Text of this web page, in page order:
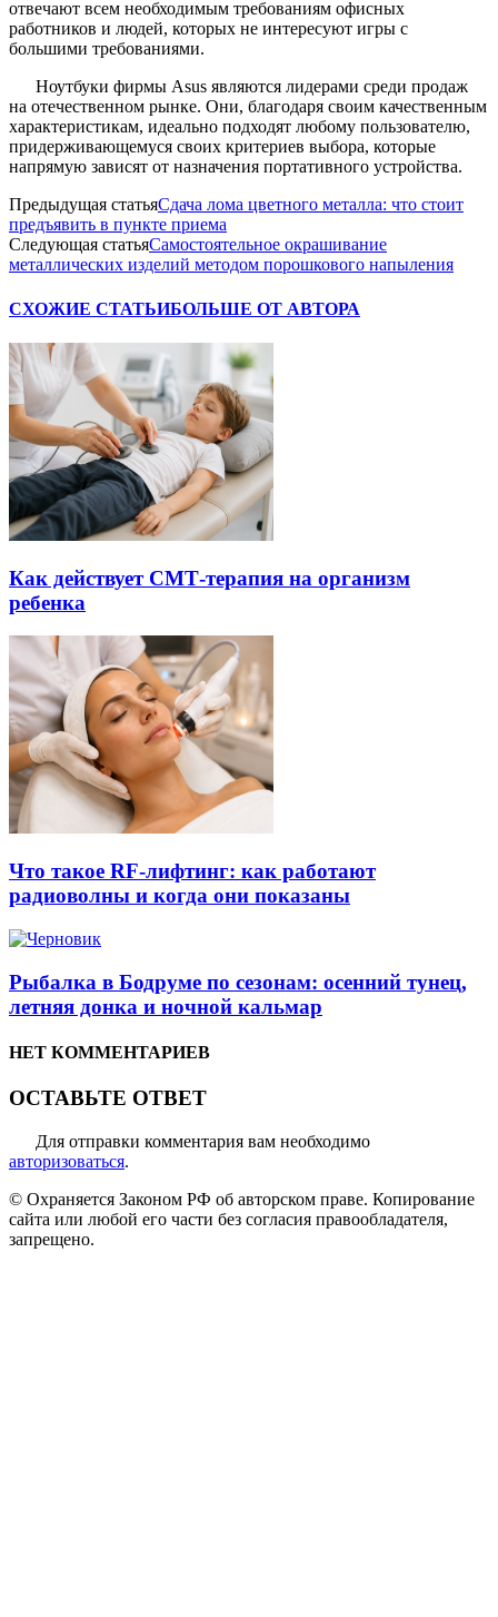
отвечают всем необходимым требованиям офисных
работников и людей, которых не интересуют игры с
большими требованиями.
Ноутбуки фирмы Asus являются лидерами среди продаж
на отечественном рынке. Они, благодаря своим качественным
характеристикам, идеально подходят любому пользователю,
придерживающемуся своих критериев выбора, которые
напрямую зависят от назначения портативного устройства.
Предыдущая статьяСдача лома цветного металла: что стоит
предъявить в пункте приема
Следующая статьяСамостоятельное окрашивание
металлических изделий методом порошкового напыления
СХОЖИЕ СТАТЬИБОЛЬШЕ ОТ АВТОРА
Как действует СМТ-терапия на организм
ребенка
Что такое RF-лифтинг: как работают
радиоволны и когда они показаны
Рыбалка в Бодруме по сезонам: осенний тунец,
летняя донка и ночной кальмар
НЕТ КОММЕНТАРИЕВ
ОСТАВЬТЕ ОТВЕТ
Для отправки комментария вам необходимо
авторизоваться.
© Охраняется Законом РФ об авторском праве. Копирование
сайта или любой его части без согласия правообладателя,
запрещено.